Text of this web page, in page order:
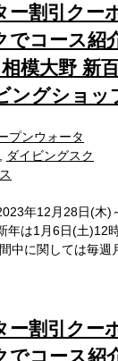
ー割引クー
でコース
模大野 新
ングショッ
プンウォータ
ダイビングスク
年12月28日(木
年は1月6日(土)12
中に関しては毎週
ー割引クー
でコース